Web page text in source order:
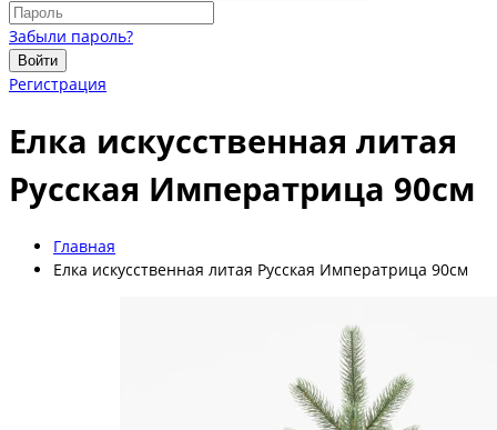
Забыли пароль?
Войти
Регистрация
Елка искусственная литая
Русская Императрица 90см
Главная
Елка искусственная литая Русская Императрица 90см